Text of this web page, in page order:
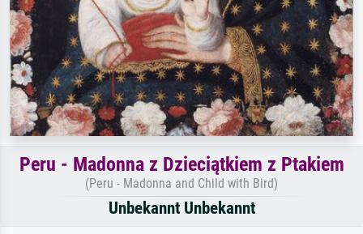
Peru - Madonna z Dzieciątkiem z Ptakiem
(Peru - Madonna and Child with Bird)
Unbekannt Unbekannt